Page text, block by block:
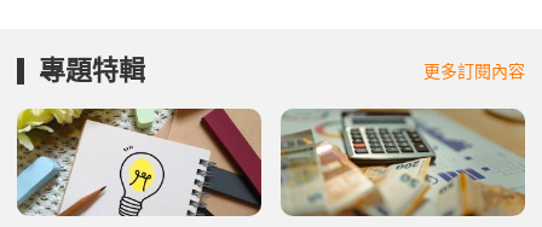
專題特輯 更多訂閱內容